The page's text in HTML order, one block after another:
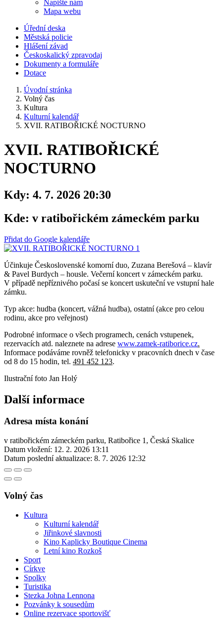
Napište nám
Mapa webu
Úřední deska
Městská policie
Hlášení závad
Českoskalický zpravodaj
Dokumenty a formuláře
Dotace
Úvodní stránka
Volný čas
Kultura
Kulturní kalendář
XVII. RATIBOŘICKÉ NOCTURNO
XVII. RATIBOŘICKÉ
NOCTURNO
Kdy: 4. 7. 2026 20:30
Kde: v ratibořickém zámeckém parku
Přidat do Google kalendáře
Účinkuje Československé komorní duo, Zuzana Berešová – klavír
& Pavel Burdych – housle. Večerní koncert v zámeckém parku.
V případě nepříznivého počasí se koncert uskuteční ve vstupní hale
zámku.
Typ akce: hudba (koncert, vážná hudba), ostatní (akce pro celou
rodinu, akce pro veřejnost)
Podrobné informace o všech programech, cenách vstupenek,
rezervacích atd. naleznete na adrese www.zamek-ratiborice.cz.
Informace podáváme rovněž telefonicky v pracovních dnech v čase
od 8 do 15 hodin, tel. 491 452 123.
Ilustrační foto Jan Holý
Další informace
Adresa místa konání
v ratibořickém zámeckém parku, Ratibořice 1, Česká Skalice
Datum vložení: 12. 2. 2026 13:11
Datum poslední aktualizace: 8. 7. 2026 12:32
Volný čas
Kultura
Kulturní kalendář
Jiřinkové slavnosti
Kino Kaplicky Boutique Cinema
Letní kino Rozkoš
Sport
Církve
Spolky
Turistika
Stezka Johna Lennona
Pozvánky k sousedům
Online rezervace sportovišť